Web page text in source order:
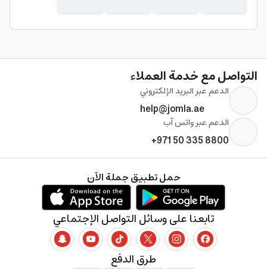
التواصل مع خدمة العملاء
الدعم عبر البريد الإلكتروني
help@jomla.ae
الدعم عبر واتس آب
+971 50 335 8800
طرق الدفع
تابعنا على وسائل التواصل الإجتماعي
حمل تطبيق جملة الآن